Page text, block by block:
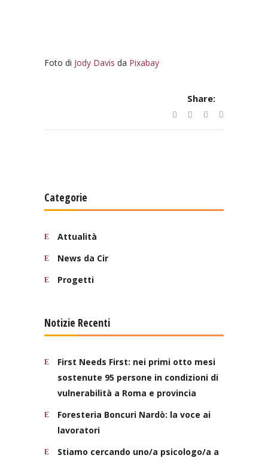
Foto di Jody Davis da Pixabay
Share:
Categorie
Attualità
News da Cir
Progetti
Notizie Recenti
First Needs First: nei primi otto mesi
sostenute 95 persone in condizioni di
vulnerabilità a Roma e provincia
Foresteria Boncuri Nardò: la voce ai
lavoratori
Stiamo cercando uno/a psicologo/a a